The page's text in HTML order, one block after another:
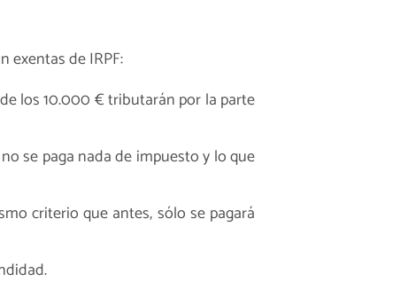
exentas de IRPF:
los 10.000 € tributarán por la parte
se paga nada de impuesto y lo que
criterio que antes, sólo se pagará